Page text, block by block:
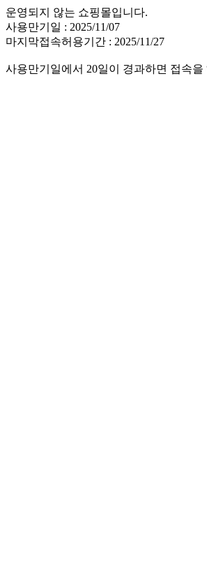
운영되지 않는 쇼핑몰입니다.
사용만기일 : 2025/11/07
마지막접속허용기간 : 2025/11/27
사용만기일에서 20일이 경과하면 접속을